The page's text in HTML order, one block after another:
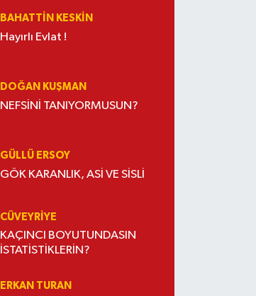
BAHATTIN KESKİN
Hayırlı Evlat !
DOĞAN KUŞMAN
NEFSİNİ TANIYORMUSUN?
GÜLLÜ ERSOY
GÖK KARANLIK, ASİ VE SİSLİ
CÜVEYRIYE
KAÇINCI BOYUTUNDASIN
İSTATİSTİKLERİN?
ERKAN TURAN